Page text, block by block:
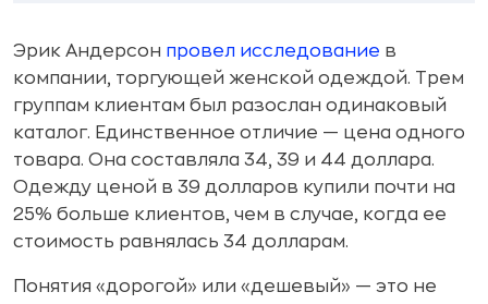
Эрик Андерсон провел исследование в
компании, торгующей женской одеждой. Трем
группам клиентам был разослан одинаковый
каталог. Единственное отличие — цена одного
товара. Она составляла 34, 39 и 44 доллара.
Одежду ценой в 39 долларов купили почти на
25% больше клиентов, чем в случае, когда ее
стоимость равнялась 34 долларам.
Понятия «дорогой» или «дешевый» — это не